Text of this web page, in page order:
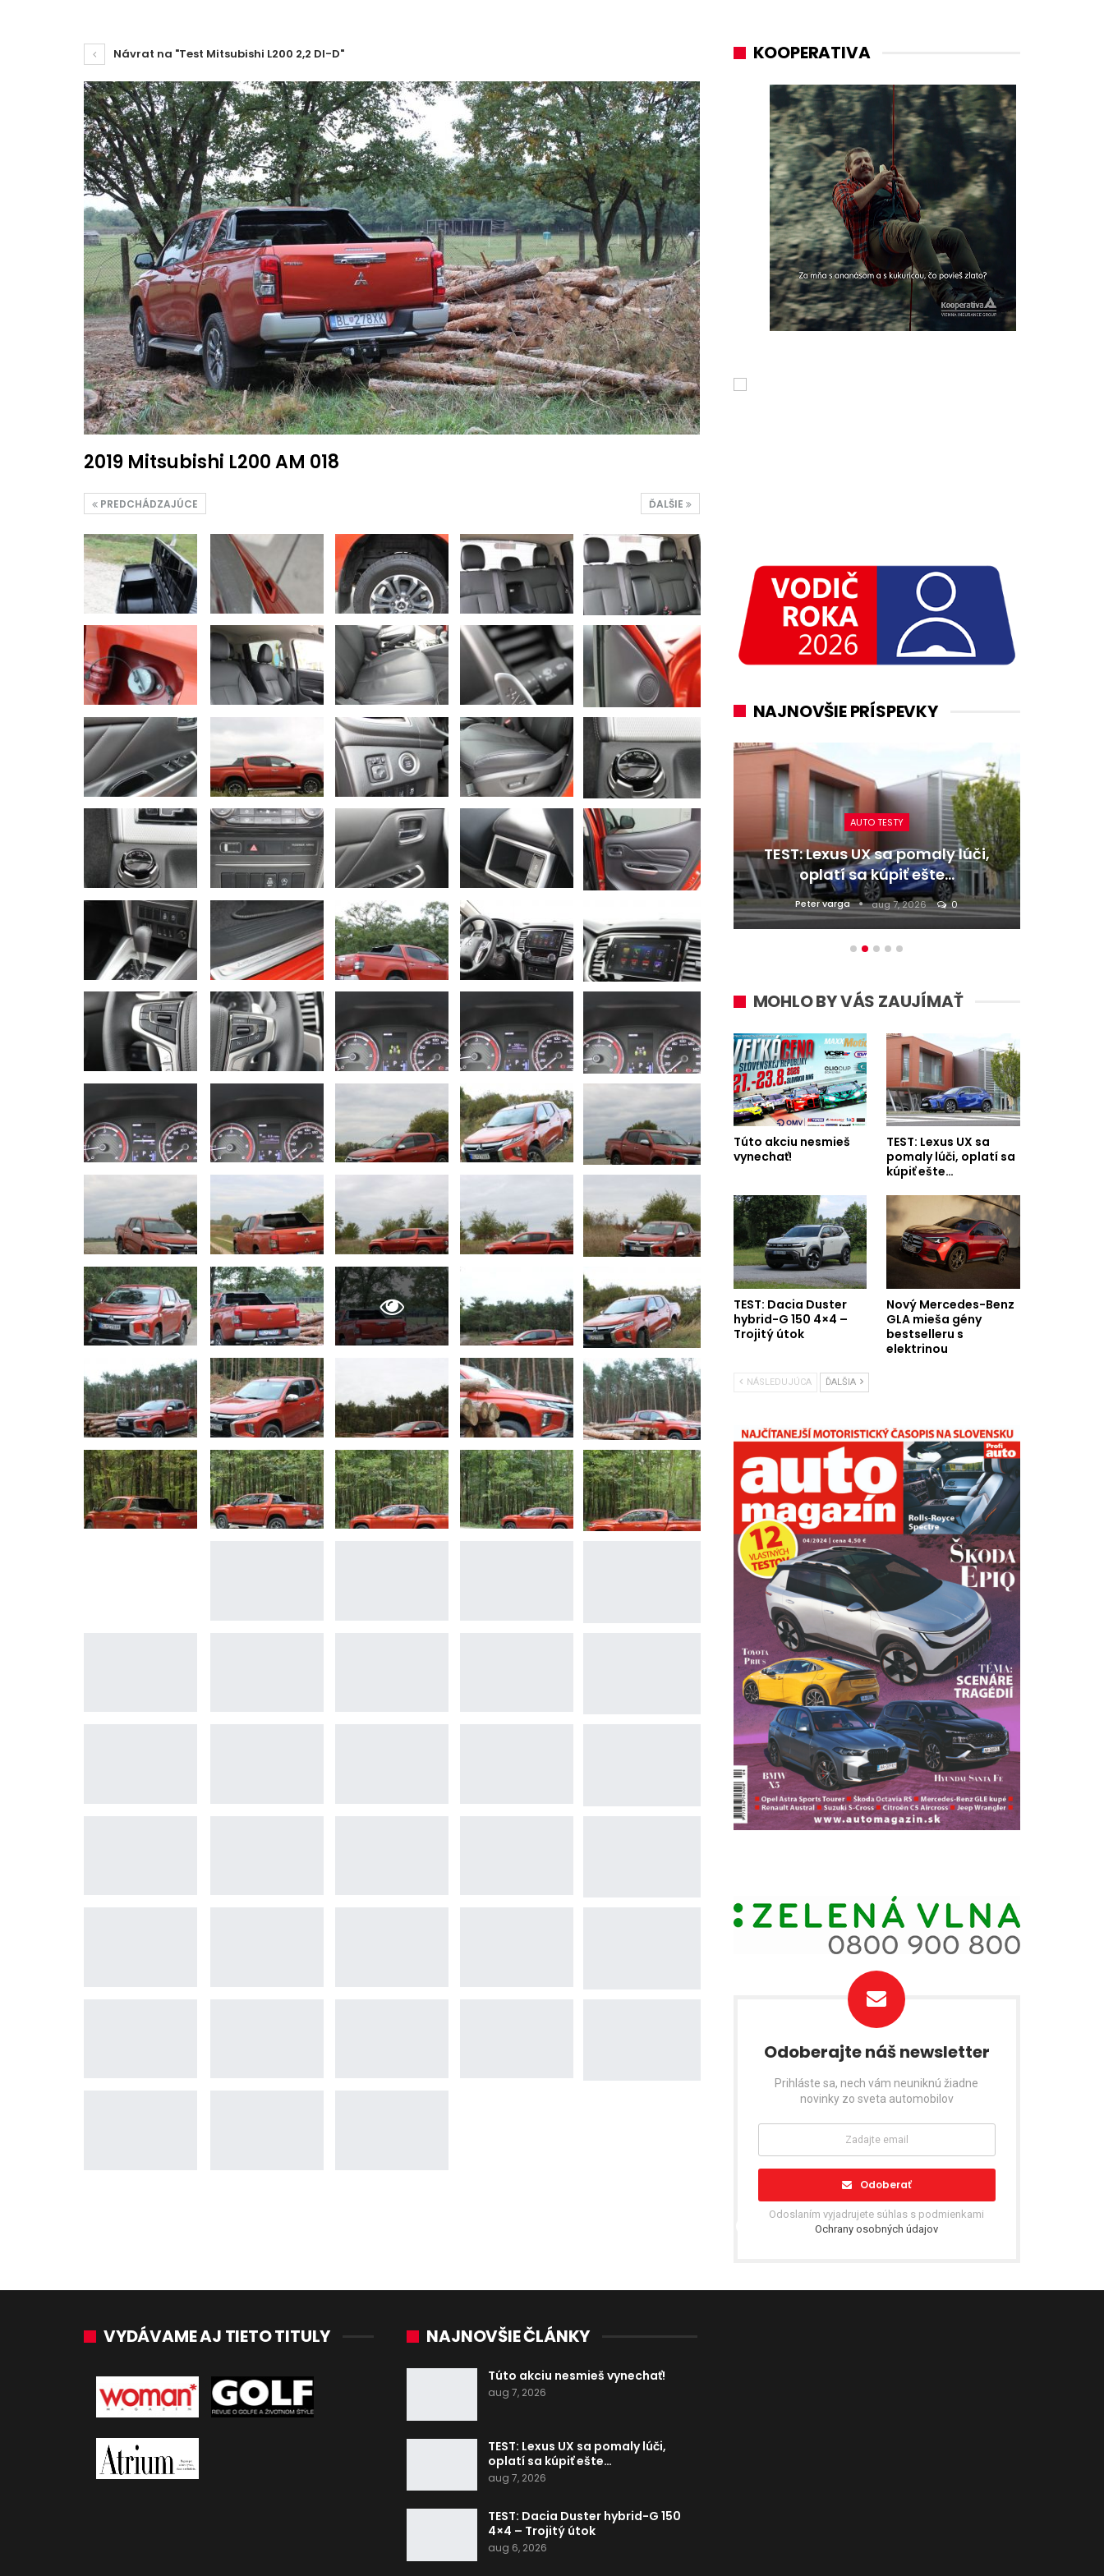
Návrat na "Test Mitsubishi L200 2,2 DI-D"
2019 Mitsubishi L200 AM 018
ĎALŠIE
PREDCHÁDZAJÚCE
KOOPERATIVA
NAJNOVŠIE PRÍSPEVKY
NOVINKY
Nový Mercedes-Benz GLA mieša
gény bestselleru s elektrinou
Majo Bona júl 31, 2026
NOVINKY
Túto akciu nesmieš vynechať!
AUTO TESTY
TEST: Lexus UX sa pomaly lúči,
oplatí sa kúpiť ešte…
Peter varga aug 7, 2026 0
MOHLO BY VÁS ZAUJÍMAŤ
Túto akciu nesmieš
vynechať!
TEST: Lexus UX sa
pomaly lúči, oplatí sa
kúpiť ešte…
TEST: Dacia Duster
hybrid-G 150 4×4 –
Trojitý útok
Nový Mercedes-Benz
GLA mieša gény
bestselleru s
elektrinou
NÁSLEDUJÚCA ĎALŠIA
Odoberajte náš newsletter
Prihláste sa, nech vám neuniknú žiadne
novinky zo sveta automobilov
Odoberať
Odoslaním vyjadrujete súhlas s podmienkami
Ochrany osobných údajov
VYDÁVAME AJ TIETO TITULY NAJNOVŠIE ČLÁNKY
Túto akciu nesmieš vynechať!
aug 7, 2026
TEST: Lexus UX sa pomaly lúči,
oplatí sa kúpiť ešte…
aug 7, 2026
TEST: Dacia Duster hybrid-G 150
4×4 – Trojitý útok
aug 6, 2026